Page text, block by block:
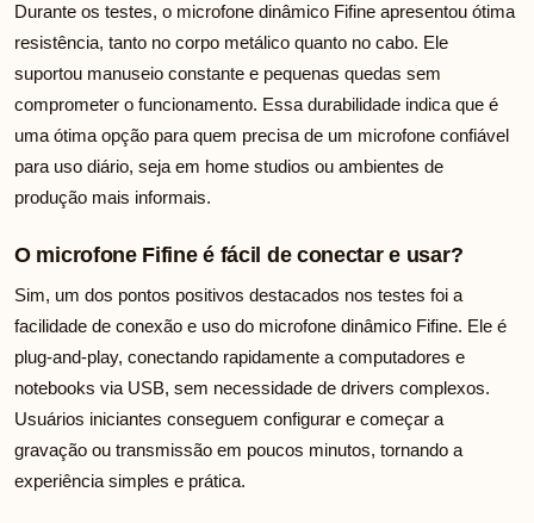
Durante os testes, o microfone dinâmico Fifine apresentou ótima
resistência, tanto no corpo metálico quanto no cabo. Ele
suportou manuseio constante e pequenas quedas sem
comprometer o funcionamento. Essa durabilidade indica que é
uma ótima opção para quem precisa de um microfone confiável
para uso diário, seja em home studios ou ambientes de
produção mais informais.
O microfone Fifine é fácil de conectar e usar?
Sim, um dos pontos positivos destacados nos testes foi a
facilidade de conexão e uso do microfone dinâmico Fifine. Ele é
plug-and-play, conectando rapidamente a computadores e
notebooks via USB, sem necessidade de drivers complexos.
Usuários iniciantes conseguem configurar e começar a
gravação ou transmissão em poucos minutos, tornando a
experiência simples e prática.